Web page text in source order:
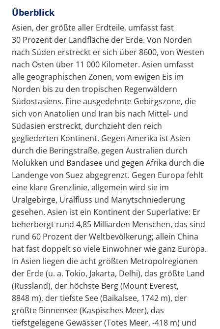
Überblick
Asien, der größte aller Erdteile, umfasst fast
30 Prozent der Landfläche der Erde. Von Norden
nach Süden erstreckt er sich über 8600, von Westen
nach Osten über 11 000 Kilometer. Asien umfasst
alle geographischen Zonen, vom ewigen Eis im
Norden bis zu den tropischen Regenwäldern
Südostasiens. Eine ausgedehnte Gebirgszone, die
sich von Anatolien und Iran bis nach Mittel- und
Südasien erstreckt, durchzieht den reich
gegliederten Kontinent. Gegen Amerika ist Asien
durch die Beringstraße, gegen Australien durch
Molukken und Bandasee und gegen Afrika durch die
Landenge von Suez abgegrenzt. Gegen Europa fehlt
eine klare Grenzlinie, allgemein wird sie im
Uralgebirge, Uralfluss und Manytschniederung
gesehen. Asien ist ein Kontinent der Superlative: Er
beherbergt rund 4,85 Milliarden Menschen, das sind
rund 60 Prozent der Weltbevölkerung; allein China
hat fast doppelt so viele Einwohner wie ganz Europa.
In Asien liegen die acht größten Metropolregionen
der Erde (u. a. Tokio, Jakarta, Delhi), das größte Land
(Russland), der höchste Berg (Mount Everest,
8848 m), der tiefste See (Baikalsee, 1742 m), der
größte Binnensee (Kaspisches Meer), das
tiefstgelegene Gewässer (Totes Meer, -418 m) und